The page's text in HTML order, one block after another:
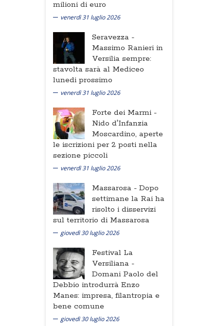
milioni di euro
venerdì 31 luglio 2026
Seravezza -
Massimo Ranieri in
Versilia sempre:
stavolta sarà al Mediceo
lunedi prossimo
venerdì 31 luglio 2026
Forte dei Marmi -
Nido d'Infanzia
Moscardino, aperte
le iscrizioni per 2 posti nella
sezione piccoli
venerdì 31 luglio 2026
Massarosa - Dopo
settimane la Rai ha
risolto i disservizi
sul territorio di Massarosa
giovedì 30 luglio 2026
Festival La
Versiliana -
Domani Paolo del
Debbio introdurrà Enzo
Manes: impresa, filantropia e
bene comune
giovedì 30 luglio 2026